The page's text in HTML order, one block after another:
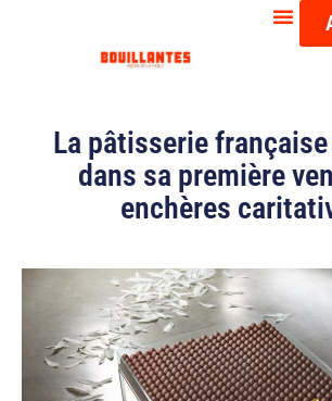
La pâtisserie
dans sa première
enchères